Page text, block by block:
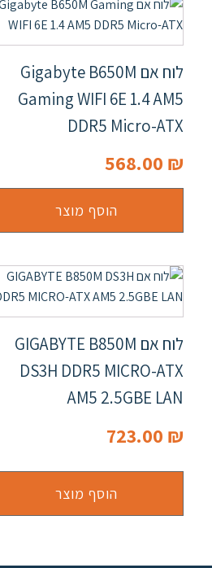
לוח אם Gigabyte B650M
Gaming WIFI 6E 1.4 AM5
DDR5 Micro-ATX
568.00 ₪
הוסף מוצר
לוח אם GIGABYTE B850M
DS3H DDR5 MICRO-ATX
AM5 2.5GBE LAN
723.00 ₪
הוסף מוצר